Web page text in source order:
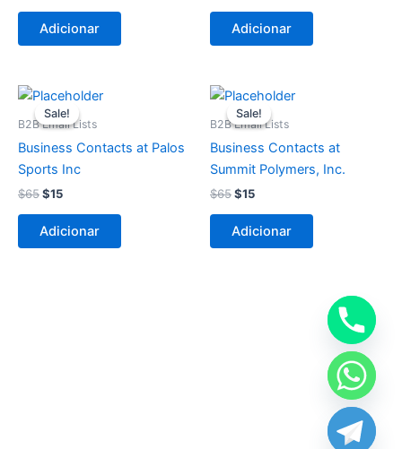
Adicionar Adicionar
Sale!
Sale!
B2B Email Lists
Business Contacts at Palos
Sports Inc
$65
O
preço
original
$65.
$15
O
preço
atual
$15.
Adicionar
Sale!
Sale!
B2B Email Lists
Business Contacts at
Summit Polymers, Inc.
$65
O
preço
original
$65.
$15
O
preço
atual
$15.
Adicionar